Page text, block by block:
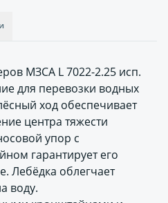
МЗСА L 7022-2.25 исп.
для перевозки водных
ход обеспечивает
центра тяжести
упор с
гарантирует его
Лебёдка облегчает
воду.